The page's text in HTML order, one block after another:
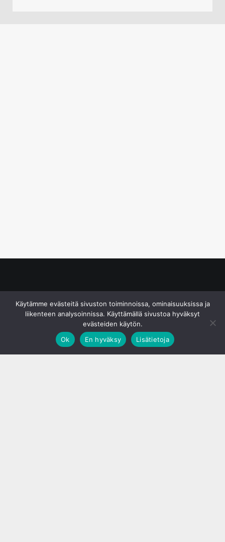
Käytämme evästeitä sivuston toiminnoissa, ominaisuuksissa ja
liikenteen analysoinnissa. Käyttämällä sivustoa hyväksyt
evästeiden käytön.
Ok
En hyväksy Lisätietoja